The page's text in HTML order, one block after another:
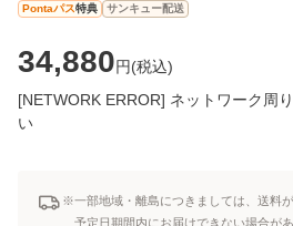
Pontaパス特典 サンキュー配送
34,880円(税込)
[NETWORK ERROR] ネットワーク周
い
※一部地域・離島につきましては、送料
予定日期間内にお届けできない場合が